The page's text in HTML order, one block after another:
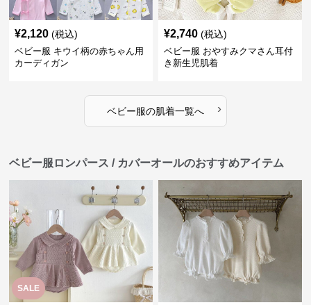
¥2,120 (税込)
ベビー服 キウイ柄の赤ちゃん用
カーディガン
¥2,740 (税込)
ベビー服 おやすみクマさん耳付
き新生児肌着
ベビー服の肌着一覧へ ›
ベビー服ロンパース / カバーオールのおすすめアイテム
SALE